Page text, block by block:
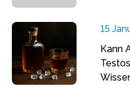
15
Kann